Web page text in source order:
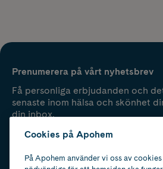
Prenumerera på vårt nyhetsbrev
Få personliga erbjudanden och
senaste inom hälsa och skönhet
din inbox.
Cookies på Apohem
På Apohem använder vi oss av